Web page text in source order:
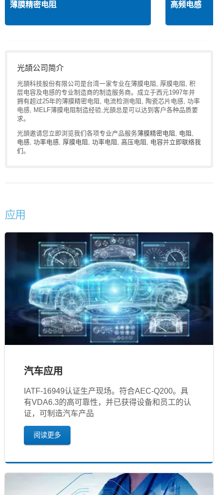
薄膜精密电阻 高频电感
光頡公司简介
光頡科技股份有限公司是台湾一家专业在薄膜电阻, 厚膜电阻, 积
层电容及电感的专业制造商的制造服务商。成立于西元1997年并
拥有超过25年的薄膜精密电阻, 电流检测电阻, 陶瓷芯片电感, 功率
电感, MELF薄膜电阻制造经验,光頡总是可以达到客户各种品质要
求。
光頡邀请您立即浏览我们各项专业产品服务薄膜精密电阻 电阻
电感 功率电感 厚膜电阻 功率电阻 高压电阻 电容并立即联络我
们。
应用
汽车应用
IATF‐16949认证生产现场。符合AEC-Q200。具
有VDA6.3的高可靠性，并已获得设备和员工的认
证，可制造汽车产品
阅读更多